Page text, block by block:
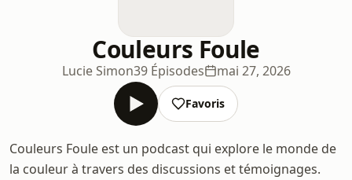
Couleurs Foule
Lucie Simon39 Épisodes mai 27, 2026
Favoris
Couleurs Foule est un podcast qui explore le monde de
la couleur à travers des discussions et témoignages.